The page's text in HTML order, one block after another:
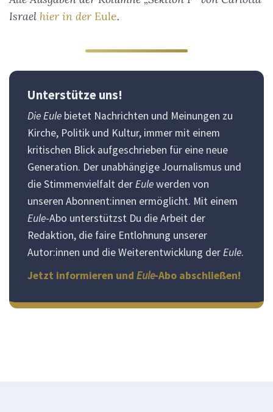
Israel hier in der Eule.
Unterstütze uns!
Die Eule bietet Nachrichten und Meinungen zu
Kirche, Politik und Kultur, immer mit einem
kritischen Blick aufgeschrieben für eine neue
Generation. Der unabhängige Journalismus und
die Stimmenvielfalt derEulewerden von
unseren Abonnent:innen ermöglicht. Mit einem
Eule-Abo unterstützst Du die Arbeit der
Redaktion, die faire Entlohnung unserer
Autor:innen und die Weiterentwicklung derEule.
Jetzt informieren und Eule-Abo abschließen!